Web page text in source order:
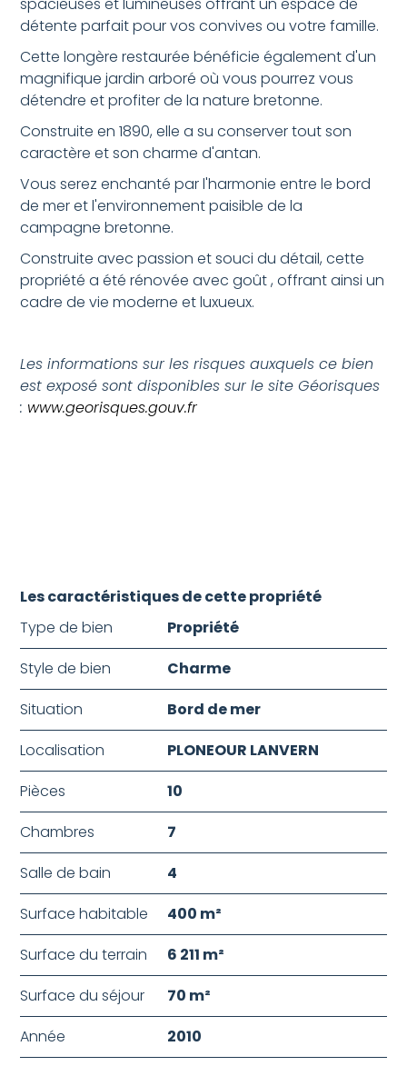
spacieuses et lumineuses offrant un espace de
détente parfait pour vos convives ou votre famille.
Cette longère restaurée bénéficie également d'un
magnifique jardin arboré où vous pourrez vous
détendre et profiter de la nature bretonne.
Construite en 1890, elle a su conserver tout son
caractère et son charme d'antan.
Vous serez enchanté par l'harmonie entre le bord
de mer et l'environnement paisible de la
campagne bretonne.
Construite avec passion et souci du détail, cette
propriété a été rénovée avec goût , offrant ainsi un
cadre de vie moderne et luxueux.
Les informations sur les risques auxquels ce bien
est exposé sont disponibles sur le site Géorisques
: www.georisques.gouv.fr
Les caractéristiques de cette propriété
Type de bien
Propriété
Style de bien
Charme
Situation
Bord de mer
Localisation
PLONEOUR LANVERN
Pièces
10
Chambres
7
Salle de bain
4
Surface habitable
400 m²
Surface du terrain
6 211 m²
Surface du séjour
70 m²
Année
2010